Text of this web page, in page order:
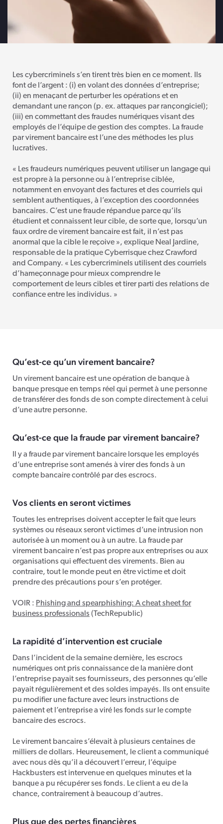
Les cybercriminels s’en tirent très bien en ce moment. Ils
font de l’argent : (i) en volant des données d’entreprise;
(ii) en menaçant de perturber les opérations et en
demandant une rançon (p. ex. attaques par rançongiciel);
(iii) en commettant des fraudes numériques visant des
employés de l’équipe de gestion des comptes. La fraude
par virement bancaire est l’une des méthodes les plus
lucratives.
« Les fraudeurs numériques peuvent utiliser un langage qui
est propre à la personne ou à l’entreprise ciblée,
notamment en envoyant des factures et des courriels qui
semblent authentiques, à l’exception des coordonnées
bancaires. C’est une fraude répandue parce qu’ils
étudient et connaissent leur cible, de sorte que, lorsqu’un
faux ordre de virement bancaire est fait, il n’est pas
anormal que la cible le reçoive », explique Neal Jardine,
responsable de la pratique Cyberrisque chez Crawford
and Company. « Les cybercriminels utilisent des courriels
d’hameçonnage pour mieux comprendre le
comportement de leurs cibles et tirer parti des relations de
confiance entre les individus. »
Qu’est-ce qu’un virement bancaire?
Un virement bancaire est une opération de banque à
banque presque en temps réel qui permet à une personne
de transférer des fonds de son compte directement à celui
d’une autre personne.
Qu’est-ce que la fraude par virement bancaire?
Il y a fraude par virement bancaire lorsque les employés
d’une entreprise sont amenés à virer des fonds à un
compte bancaire contrôlé par des escrocs.
Vos clients en seront victimes
Toutes les entreprises doivent accepter le fait que leurs
systèmes ou réseaux seront victimes d’une intrusion non
autorisée à un moment ou à un autre. La fraude par
virement bancaire n’est pas propre aux entreprises ou aux
organisations qui effectuent des virements. Bien au
contraire, tout le monde peut en être victime et doit
prendre des précautions pour s’en protéger.
VOIR : Phishing and spearphishing: A cheat sheet for
business professionals (TechRepublic)
La rapidité d’intervention est cruciale
Dans l’incident de la semaine dernière, les escrocs
numériques ont pris connaissance de la manière dont
l’entreprise payait ses fournisseurs, des personnes qu’elle
payait régulièrement et des soldes impayés. Ils ont ensuite
pu modifier une facture avec leurs instructions de
paiement et l’entreprise a viré les fonds sur le compte
bancaire des escrocs.
Le virement bancaire s’élevait à plusieurs centaines de
milliers de dollars. Heureusement, le client a communiqué
avec nous dès qu’il a découvert l’erreur, l’équipe
Hackbusters est intervenue en quelques minutes et la
banque a pu récupérer ses fonds. Le client a eu de la
chance, contrairement à beaucoup d’autres.
Plus que des pertes financières